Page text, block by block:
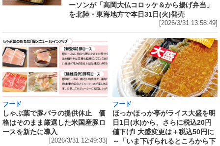
ーソンが「高岡大仏コロッケ＆から揚げ弁当」
を北陸・東海地方で本日31日(火)発売
[2026/3/31 13:58:49]
フード
しゃぶ葉で豚バラの提供休止 価
格はそのまま厳選した米国産豚ロ
ースを新たに導入
[2026/3/31 12:49:33]
フード
ほっかほっか亭がライス大盛を明
日1日(水)から、さらに税込20円
値下げ! 大盛変更は＋税込50円に
～「いま下げられるところから下